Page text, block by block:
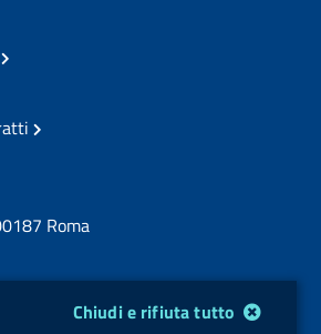
Chiudi e rifiuta tutto
Roma